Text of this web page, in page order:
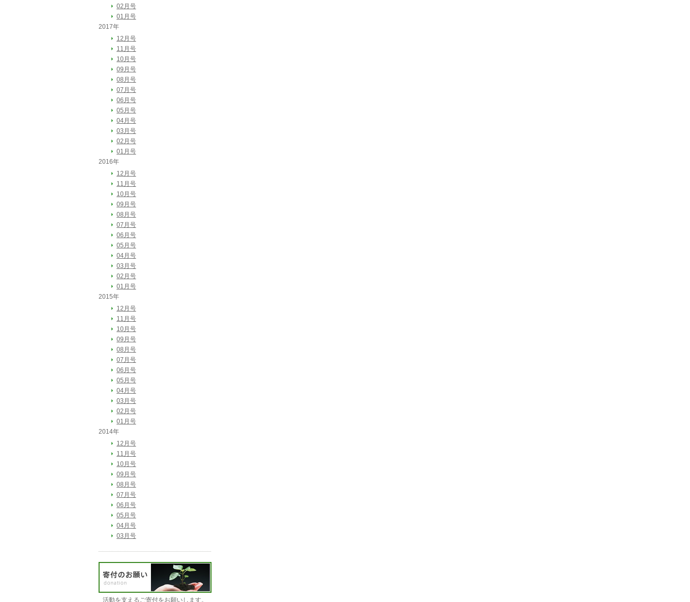
02月号
01月号
2017年
12月号
11月号
10月号
09月号
08月号
07月号
06月号
05月号
04月号
03月号
02月号
01月号
2016年
12月号
11月号
10月号
09月号
08月号
07月号
06月号
05月号
04月号
03月号
02月号
01月号
2015年
12月号
11月号
10月号
09月号
08月号
07月号
06月号
05月号
04月号
03月号
02月号
01月号
2014年
12月号
11月号
10月号
09月号
08月号
07月号
06月号
05月号
04月号
03月号
活動を支えるご寄付をお願いします。